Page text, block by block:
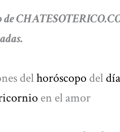
de
delhoróscopo del
en el amor